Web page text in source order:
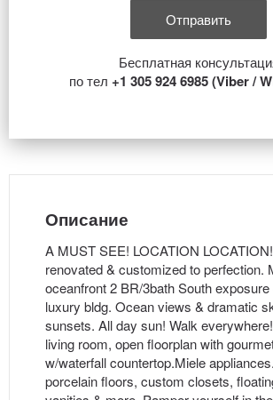
Бесплатная
по тел +1 305 924 6985 (Viber /
Описание
A MUST SEE! LOCATION
renovated & customized to perfection.
oceanfront 2 BR/3bath South
luxury bldg. Ocean views & dramatic
sunsets. All day sun! Walk
living room, open floorplan with
w/waterfall countertop.Miele
porcelain floors, custom closets,